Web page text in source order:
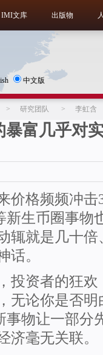
IMI文库 出版物
中文版
> 研究团队 > 李虹含
富几乎对
价格频频冲
新生币圈事物
辄就是几十
话。
投资者的狂
无论你是否
事物让一部分
济毫无关联。